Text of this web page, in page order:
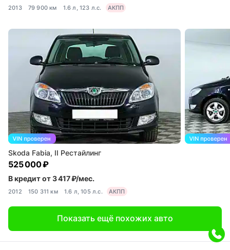
2013 79 900 км 1.6 л, 123 л.с. АКПП
Skoda Fabia, II Рестайлинг
525 000 ₽
В кредит от 3 417 ₽/мес.
2012 150 311 км 1.6 л, 105 л.с. АКПП
Показать ещё похожих авто